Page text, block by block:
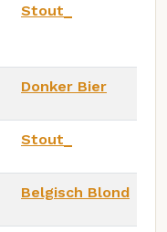
Stout_
Donker Bier
Stout_
Belgisch Blond